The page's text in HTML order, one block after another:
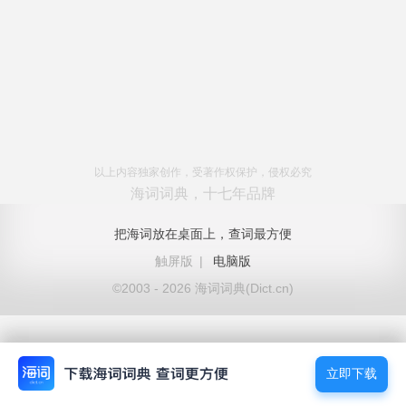
以上内容独家创作，受著作权保护，侵权必究
海词词典，十七年品牌
把海词放在桌面上，查词最方便
触屏版
|
电脑版
©2003 - 2026 海词词典(Dict.cn)
立即下载
立即下载